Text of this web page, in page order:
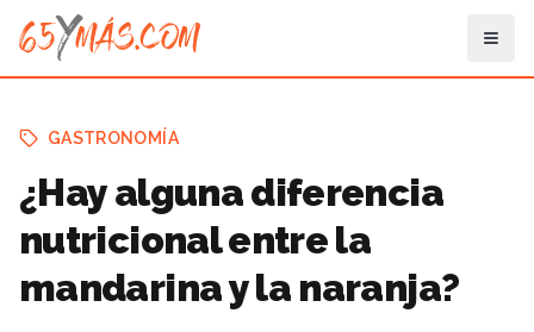
GASTRONOMÍA
¿Hay alguna diferencia
nutricional entre la
mandarina y la naranja?